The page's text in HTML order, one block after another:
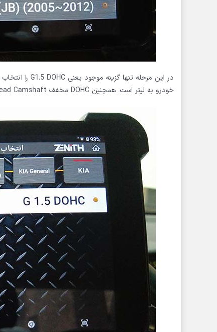
خودرو به لیتر است. همچنین DOHC مخفف Double Over Head Camshaft به معنی موتور مجهز به دو میل سوپاپ است.